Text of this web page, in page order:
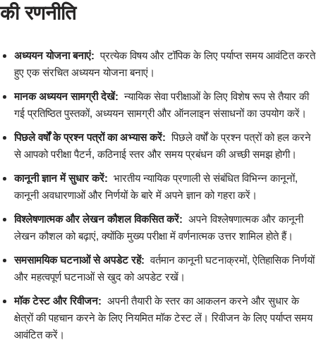
की रणनीति
अध्ययन योजना बनाएं: प्रत्येक विषय और टॉपिक के लिए पर्याप्त समय आवंटित करते
हुए एक संरचित अध्ययन योजना बनाएं।
मानक अध्ययन सामग्री देखें: न्यायिक सेवा परीक्षाओं के लिए विशेष रूप से तैयार की
गई प्रतिष्ठित पुस्तकों, अध्ययन सामग्री और ऑनलाइन संसाधनों का उपयोग करें।
पिछले वर्षों के प्रश्न पत्रों का अभ्यास करें: पिछले वर्षों के प्रश्न पत्रों को हल करने
से आपको परीक्षा पैटर्न, कठिनाई स्तर और समय प्रबंधन की अच्छी समझ होगी।
कानूनी ज्ञान में सुधार करें: भारतीय न्यायिक प्रणाली से संबंधित विभिन्न कानूनों,
कानूनी अवधारणाओं और निर्णयों के बारे में अपने ज्ञान को गहरा करें।
विश्लेषणात्मक और लेखन कौशल विकसित करें: अपने विश्लेषणात्मक और कानूनी
लेखन कौशल को बढ़ाएं, क्योंकि मुख्य परीक्षा में वर्णनात्मक उत्तर शामिल होते हैं।
समसामयिक घटनाओं से अपडेट रहें: वर्तमान कानूनी घटनाक्रमों, ऐतिहासिक निर्णयों
और महत्वपूर्ण घटनाओं से खुद को अपडेट रखें।
मॉक टेस्ट और रिवीजन: अपनी तैयारी के स्तर का आकलन करने और सुधार के
क्षेत्रों की पहचान करने के लिए नियमित मॉक टेस्ट लें। रिवीजन के लिए पर्याप्त समय
आवंटित करें।